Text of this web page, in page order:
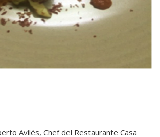
Avilés, Chef del Restaurante Casa